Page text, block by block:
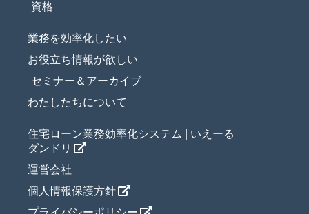
資格
業務を効率化したい
お役立ち情報が欲しい
セミナー＆アーカイブ
わたしたちについて
住宅ローン業務効率化システム | いえーる
ダンドリ
運営会社
個人情報保護方針